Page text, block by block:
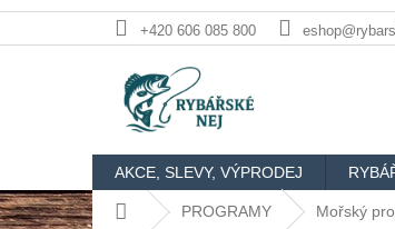
+420 606 085 800
AKCE, SLEVY, VÝPRODEJ
Domů PROGRAMY Mořský